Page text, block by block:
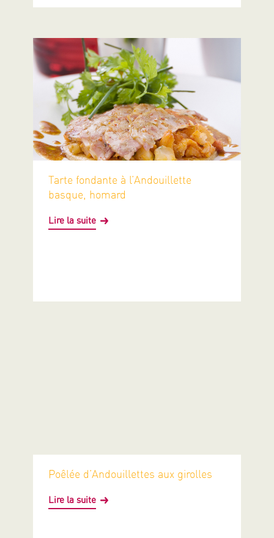
Tarte fondante à l’Andouillette
basque, homard
Lire la suite
Poêlée d’Andouillettes aux girolles
Lire la suite